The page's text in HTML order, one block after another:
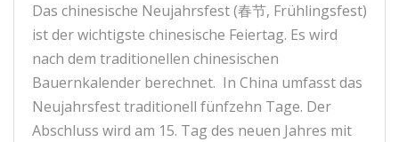
Das chinesische Neujahrsfest (春节, Frühlingsfest)
ist der wichtigste chinesische Feiertag. Es wird
nach dem traditionellen chinesischen
Bauernkalender berechnet. In China umfasst das
Neujahrsfest traditionell fünfzehn Tage. Der
Abschluss wird am 15. Tag des neuen Jahres mit